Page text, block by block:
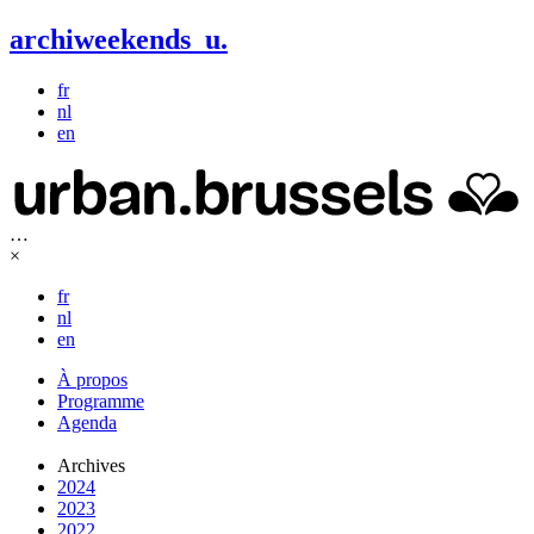
archiweekends u.
fr
nl
en
…
×
fr
nl
en
À propos
Programme
Agenda
Archives
2024
2023
2022